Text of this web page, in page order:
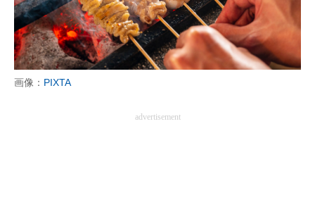
画像： PIXTA
advertisement